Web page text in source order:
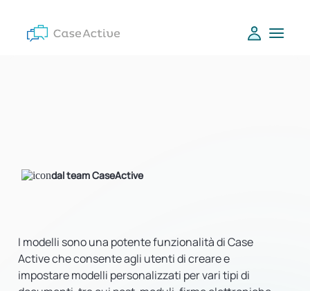
dal team CaseActive
I modelli sono una potente funzionalità di Case
Active che consente agli utenti di creare e
impostare modelli personalizzati per vari tipi di